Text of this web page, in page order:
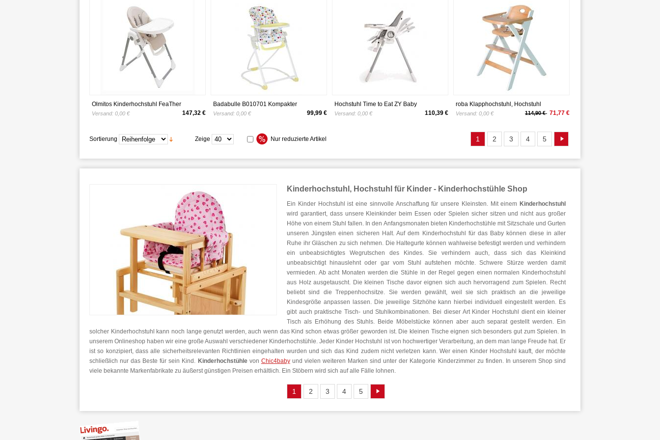
Olmitos Kinderhochstuhl FeaTher
Versand: 0,00 € 147,32 €
Badabulle B010701 Kompakter
Hochstuhl, mitwachsender
zusammenzuklappen, mit großem
Esstisch, mehrfarbig
Versand: 0,00 € 99,99 €
Hochstuhl Time to Eat ZY Baby
verstellbar, 7 reguläre Höhen,
Versand: 0,00 € 110,39 €
roba Klapphochstuhl, Hochstuhl
platzsparend klappbar, Baby- &
Versand: 0,00 € 114,90 € 71,77 €
Sortierung Zeige Nur reduzierte Artikel 1 2 3 4 5
Kinderhochstuhl, Hochstuhl für Kinder - Kinderhochstühle Shop
Ein Kinder Hochstuhl ist eine sinnvolle Anschaffung für unsere Kleinsten. Mit einem Kinderhochstuhl
wird garantiert, dass unsere Kleinkinder beim Essen oder Spielen sicher sitzen und nicht aus großer
Höhe von einem Stuhl fallen. In den Anfangsmonaten bieten Kinderhochstühle mit Sitzschale und Gurten
unseren Jüngsten einen sicheren Halt. Auf dem Kinderhochstuhl für das Baby können diese in aller
Ruhe ihr Gläschen zu sich nehmen. Die Haltegurte können wahlweise befestigt werden und verhindern
ein unbeabsichtigtes Wegrutschen des Kindes. Sie verhindern auch, dass sich das Kleinkind
unbeabsichtigt hinauslehnt oder gar vom Stuhl aufstehen möchte. Schwere Stürze werden damit
vermieden. Ab acht Monaten werden die Stühle in der Regel gegen einen normalen Kinderhochstuhl
aus Holz ausgetauscht. Die kleinen Tische davor eignen sich auch hervorragend zum Spielen. Recht
beliebt sind die Treppenhochsitze. Sie werden gewählt, weil sie sich praktisch an die jeweilige
Kindesgröße anpassen lassen. Die jeweilige Sitzhöhe kann hierbei individuell eingestellt werden. Es
gibt auch praktische Tisch- und Stuhlkombinationen. Bei dieser Art Kinder Hochstuhl dient ein kleiner
Tisch als Erhöhung des Stuhls. Beide Möbelstücke können aber auch separat gestellt werden. Ein
solcher Kinderhochstuhl kann noch lange genutzt werden, auch wenn das Kind schon etwas größer geworden ist. Die kleinen Tische eignen sich besonders gut zum Spielen. In
unserem Onlineshop haben wir eine große Auswahl verschiedener Kinderhochstühle. Jeder Kinder Hochstuhl ist von hochwertiger Verarbeitung, an dem man lange Freude hat. Er
ist so konzipiert, dass alle sicherheitsrelevanten Richtlinien eingehalten wurden und sich das Kind zudem nicht verletzen kann. Wer einen Kinder Hochstuhl kauft, der möchte
schließlich nur das Beste für sein Kind. Kinderhochstühlevon Chic4babyund vielen weiteren Marken sind unter der Kategorie Kinderzimmer zu finden. In unserem Shop sind
viele bekannte Markenfabrikate zu äußerst günstigen Preisen erhältlich. Ein Stöbern wird sich auf alle Fälle lohnen.
1 2 3 4 5